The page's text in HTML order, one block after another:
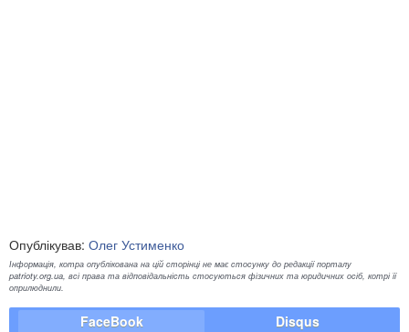
Опублікував: Олег Устименко
Інформація, котра опублікована на цій сторінці не має стосунку до редакції порталу
patrioty.org.ua, всі права та відповідальність стосуються фізичних та юридичних осіб, котрі її
оприлюднили.
FaceBook Disqus